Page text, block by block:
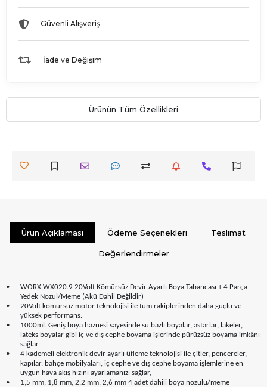
Güvenli Alışveriş
İade ve Değişim
Ürünün Tüm Özellikleri
Ürün Açıklaması Ödeme Seçenekleri Teslimat
Değerlendirmeler
•
WORX WX020.9 20Volt Kömürsüz Devir Ayarlı Boya Tabancası + 4 Parça
Yedek Nozul/Meme (Akü Dahil Değildir)
•
20Volt kömürsüz motor teknolojisi ile tüm rakiplerinden daha güçlü ve
yüksek performans.
•
1000ml. Geniş boya haznesi sayesinde su bazlı boyalar, astarlar, lakeler,
lateks boyalar gibi iç ve dış cephe boyama işlerinde pürüzsüz boyama imkânı
sağlar.
•
4 kademeli elektronik devir ayarlı üfleme teknolojisi ile çitler, pencereler,
kapılar, bahçe mobilyaları, iç cephe ve dış cephe boyama işlemlerine en
uygun hava akış hızını ayarlamanızı sağlar,
•
1,5 mm, 1,8 mm, 2,2 mm, 2,6 mm 4 adet dahili boya nozulu/meme